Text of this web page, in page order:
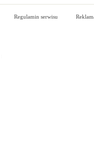
Regulamin serwisu